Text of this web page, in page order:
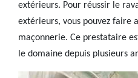
extérieurs. Pour réussir le
extérieurs, vous pouvez faire
maçonnerie. Ce prestataire
le domaine depuis plusieurs